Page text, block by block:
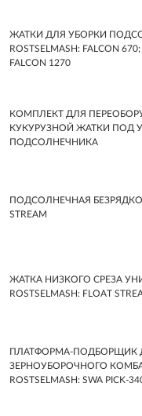
ЖАТКИ ДЛЯ УБОРКИ
ROSTSELMASH: FALCON
FALCON 1270
КОМПЛЕКТ ДЛЯ
КУКУРУЗНОЙ ЖАТКИ ПОД
ПОДСОЛНЕЧНИКА
ПОДСОЛНЕЧНАЯ
STREAM
ЖАТКА НИЗКОГО СРЕЗА
ROSTSELMASH: FLOAT
ПЛАТФОРМА-ПОДБОРЩИК
ЗЕРНОУБОРОЧНОГО
ROSTSELMASH: SWA PICK-